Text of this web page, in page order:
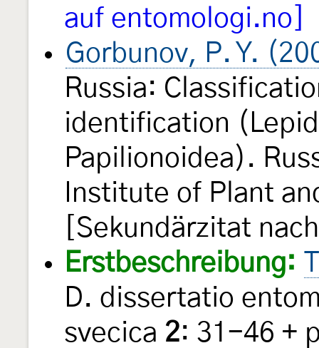
auf entomologi.no]
Gorbunov, P. Y.
Russia:
identification
Papilionoidea).
Institute of Plant
[Sekundärzitat
Erstbeschreibung:
D. dissertatio
svecica 2: 31-46 +